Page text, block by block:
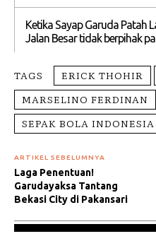
Ketika Sayap Garuda Patah
Jalan Besar tidak berpihak
TAGS ERICK THOHIR
MARSELINO FERDINAN
SEPAK BOLA INDONESIA
ARTIKEL SEBELUMNYA
Laga Penentuan!
Garudayaksa Tantang
Bekasi City di Pakansari